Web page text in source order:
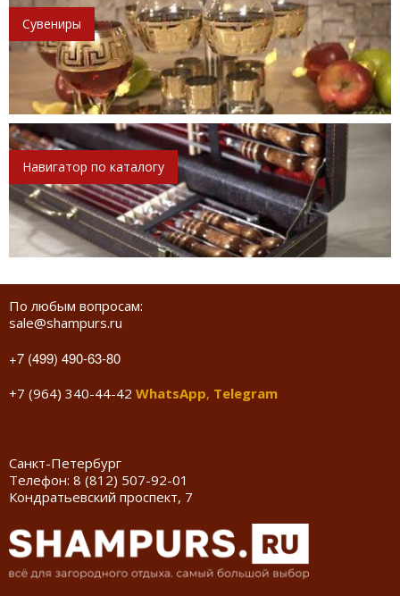
Сувениры
Навигатор по каталогу
По любым вопросам:
sale@shampurs.ru
+7 (499) 490-63-80
+7 (964) 340-44-42 WhatsApp, Telegram
Санкт-Петербург
Телефон: 8 (812) 507-92-01
Кондратьевский проспект, 7